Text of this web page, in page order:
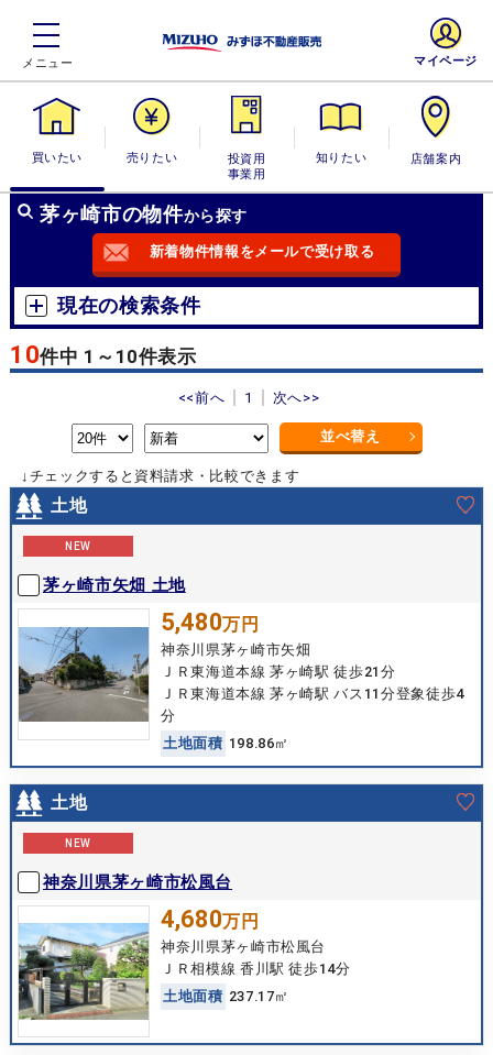
買いたい 売りたい
投資用・事業
用
知りたい 店舗案内
マイページ
茅ヶ崎市の物件から探す
新着物件情報をメールで受け取る
現在の検索条件
10件中 1～10件表示
<<前へ 1 次へ>>
並べ替え
↓チェックすると資料請求・比較できます
土地
NEW
茅ヶ崎市矢畑 土地
5,480万円
神奈川県茅ヶ崎市矢畑
ＪＲ東海道本線 茅ヶ崎駅 徒歩21分
ＪＲ東海道本線 茅ヶ崎駅 バス11分登象徒歩4
分
土地面積 198.86㎡
土地
NEW
神奈川県茅ヶ崎市松風台
4,680万円
神奈川県茅ヶ崎市松風台
ＪＲ相模線 香川駅 徒歩14分
土地面積 237.17㎡